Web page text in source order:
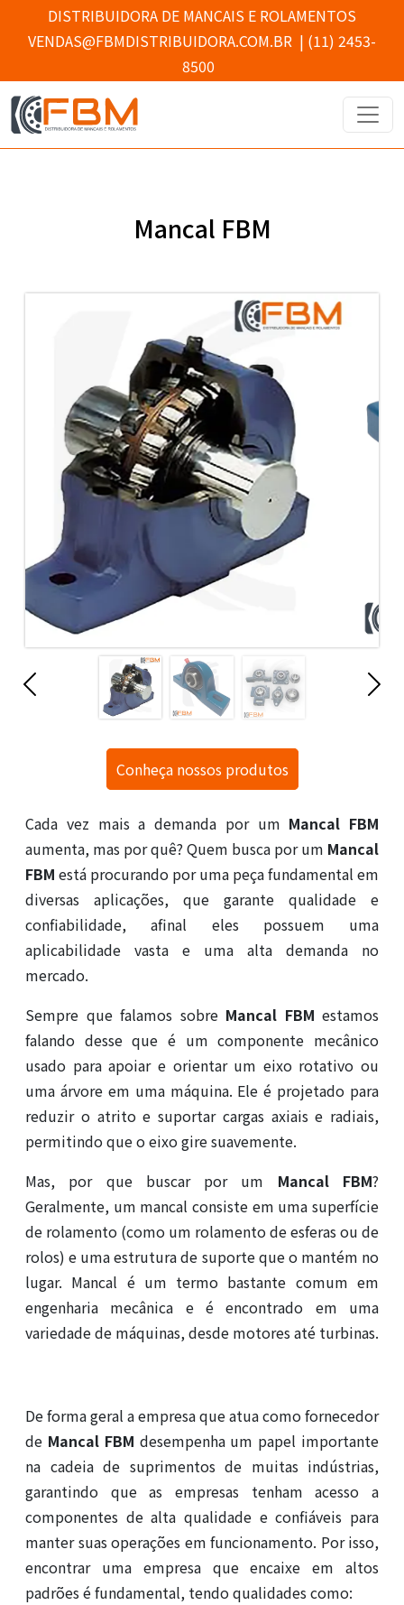
DISTRIBUIDORA DE MANCAIS E ROLAMENTOS
VENDAS@FBMDISTRIBUIDORA.COM.BR | (11) 2453-
8500
Mancal FBM
Cada vez mais a demanda por um Mancal FBM
aumenta, mas por quê? Quem busca por um Mancal
FBM está procurando por uma peça fundamental em
diversas aplicações, que garante qualidade e
confiabilidade, afinal eles possuem uma
aplicabilidade vasta e uma alta demanda no
mercado.
Sempre que falamos sobre Mancal FBM estamos
falando desse que é um componente mecânico
usado para apoiar e orientar um eixo rotativo ou
uma árvore em uma máquina. Ele é projetado para
reduzir o atrito e suportar cargas axiais e radiais,
permitindo que o eixo gire suavemente.
Mas, por que buscar por um Mancal FBM?
Geralmente, um mancal consiste em uma superfície
de rolamento (como um rolamento de esferas ou de
rolos) e uma estrutura de suporte que o mantém no
lugar. Mancal é um termo bastante comum em
engenharia mecânica e é encontrado em uma
variedade de máquinas, desde motores até turbinas.
Conheça nossos produtos
De forma geral a empresa que atua como fornecedor
de Mancal FBM desempenha um papel importante
na cadeia de suprimentos de muitas indústrias,
garantindo que as empresas tenham acesso a
componentes de alta qualidade e confiáveis para
manter suas operações em funcionamento. Por isso,
encontrar uma empresa que encaixe em altos
padrões é fundamental, tendo qualidades como: